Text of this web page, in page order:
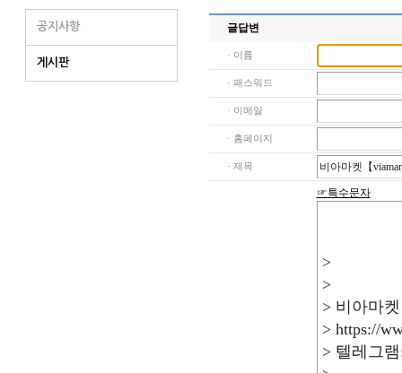
공지사항
게시판
글답변
· 이름
· 패스워드
· 이메일
· 홈페이지
· 제목
☞특수문자